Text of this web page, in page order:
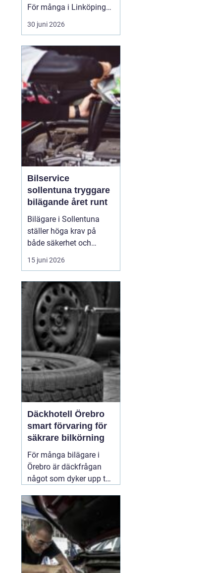
För många i Linköping
har cykeln blivit en viktig
del av vardagen för
fritid. En bracykelaffär
Linköpingkan göra ...
30 juni 2026
Bilservice
sollentuna tryggare
bilägande året runt
Bilägare i Sollentuna
ställer höga krav på
både säkerhet och
komfort. Vägarna växlar
mellan motorväg,
smågator med gupp och
trottoarkanter. För att
bilen ska hålla över tid
och vara säker för både
förare och passagerare
behövs regelbu...
15 juni 2026
Däckhotell Örebro
smart förvaring för
säkrare bilkörning
För många bilägare i
Örebro är däckfrågan
något som dyker upp två
känns som ett
nödvändigt ont. Tunga
lyft, smutsiga hjul och
jakt på förvaringsplats i
förråd eller garage gör
att däckbytet gärna